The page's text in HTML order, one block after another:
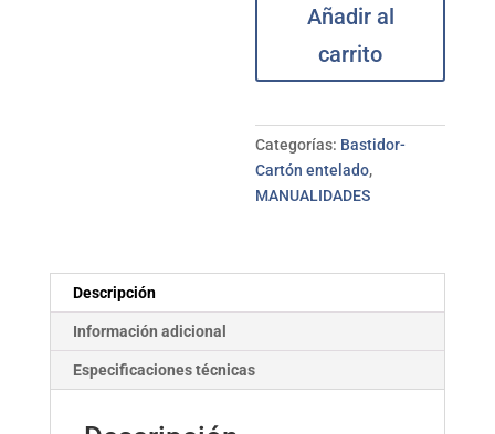
Añadir al
carrito
Categorías: Bastidor-
Cartón entelado,
MANUALIDADES
Descripción
Información adicional
Especificaciones técnicas